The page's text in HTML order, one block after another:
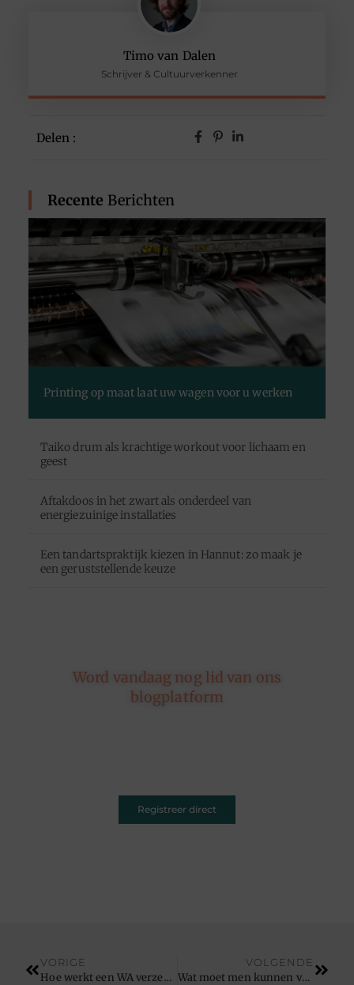
Timo van Dalen
Schrijver & Cultuurverkenner
Delen :
Recente Berichten
Printing op maat laat uw wagen voor u werken
Taiko drum als krachtige workout voor lichaam en
geest
Aftakdoos in het zwart als onderdeel van
energiezuinige installaties
Een tandartspraktijk kiezen in Hannut: zo maak je
een geruststellende keuze
Word vandaag nog lid van ons
blogplatform
Registreer direct
VORIGE
Hoe werkt een WA verzekering?
VOLGENDE
Wat moet men kunnen voor een autorijbewijs?